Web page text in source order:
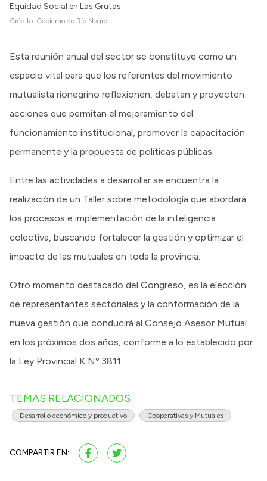
Equidad Social en Las Grutas
Crédito: Gobierno de Río Negro
Esta reunión anual del sector se constituye como un
espacio vital para que los referentes del movimiento
mutualista rionegrino reflexionen, debatan y proyecten
acciones que permitan el mejoramiento del
funcionamiento institucional, promover la capacitación
permanente y la propuesta de políticas públicas.
Entre las actividades a desarrollar se encuentra la
realización de un Taller sobre metodología que abordará
los procesos e implementación de la inteligencia
colectiva, buscando fortalecer la gestión y optimizar el
impacto de las mutuales en toda la provincia.
Otro momento destacado del Congreso, es la elección
de representantes sectoriales y la conformación de la
nueva gestión que conducirá al Consejo Asesor Mutual
en los próximos dos años, conforme a lo establecido por
la Ley Provincial K Nº 3811.
TEMAS RELACIONADOS
Desarrollo económico y productivo Cooperativas y Mutuales
COMPARTIR EN: